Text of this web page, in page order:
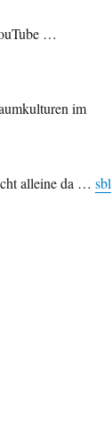
…
im
alleine da … sbl